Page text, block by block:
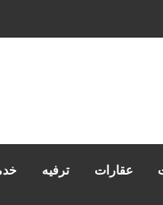
في بيئات العمل الحديثة؟
عقارات ترفيه